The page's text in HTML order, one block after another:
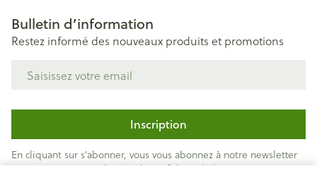
Bulletin d’information
Restez informé des nouveaux produits et promotions
Inscription
En cliquant sur s'abonner, vous vous abonnez à notre newsletter
et acceptez notrepolitique de confidentialité.